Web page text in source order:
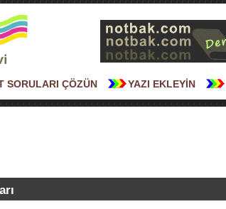
YAZI EKLEYİN
SORULARI ÇÖZÜN